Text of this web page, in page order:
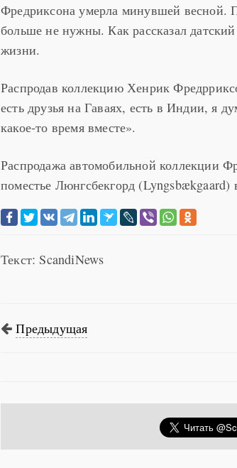
Фредриксона умерла минувшей
больше не нужны. Как рассказал
жизни.
Распродав коллекцию Хенрик
есть друзья на Гаваях, есть в Индии, я
какое-то время вместе».
Распродажа автомобильной коллекции
поместье Люнгсбекгорд
Текст: ScandiNews
Предыдущая